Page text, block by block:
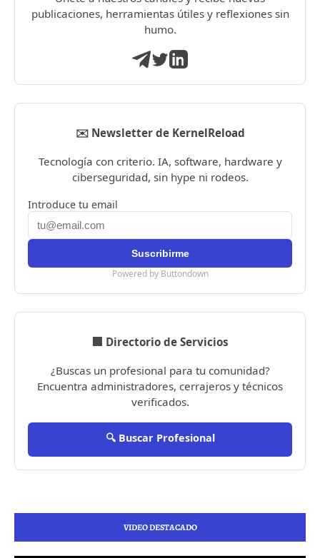
publicaciones, herramientas útiles y reflexiones sin
humo.
✉️ Newsletter de KernelReload
Tecnología con criterio. IA, software, hardware y
ciberseguridad, sin hype ni rodeos.
Introduce tu email
Powered by Buttondown
🏢 Directorio de Servicios
¿Buscas un profesional para tu comunidad?
Encuentra administradores, cerrajeros y técnicos
verificados.
🔍 Buscar Profesional
VIDEO DESTACADO